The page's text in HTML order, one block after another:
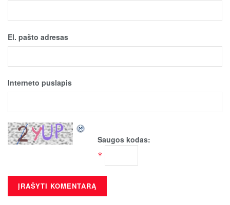
El. pašto adresas
Interneto puslapis
Saugos kodas:
*